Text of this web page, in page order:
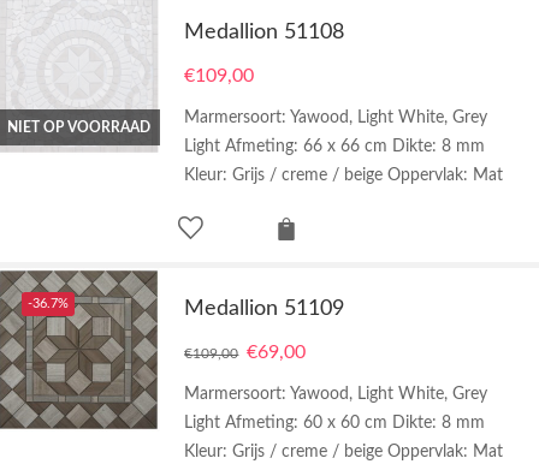
NIET OP VOORRAAD
Medallion 51108
€109,00
Marmersoort: Yawood, Light White, Grey
Light Afmeting: 66 x 66 cm Dikte: 8 mm
Kleur: Grijs / creme / beige Oppervlak: Mat
-36.7% Medallion 51109
€109,00 €69,00
Marmersoort: Yawood, Light White, Grey
Light Afmeting: 60 x 60 cm Dikte: 8 mm
Kleur: Grijs / creme / beige Oppervlak: Mat